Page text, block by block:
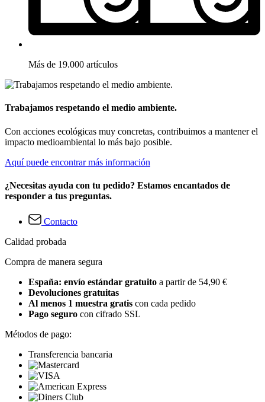
Más de 19.000 artículos
Trabajamos respetando el medio ambiente.
Con acciones ecológicas muy concretas, contribuimos a mantener el
impacto medioambiental lo más bajo posible.
Aquí puede encontrar más información
¿Necesitas ayuda con tu pedido? Estamos encantados de
responder a tus preguntas.
Contacto
Calidad probada
Compra de manera segura
España: envío estándar gratuito a partir de 54,90 €
Devoluciones gratuitas
Al menos 1 muestra gratis con cada pedido
Pago seguro con cifrado SSL
Métodos de pago:
Transferencia bancaria